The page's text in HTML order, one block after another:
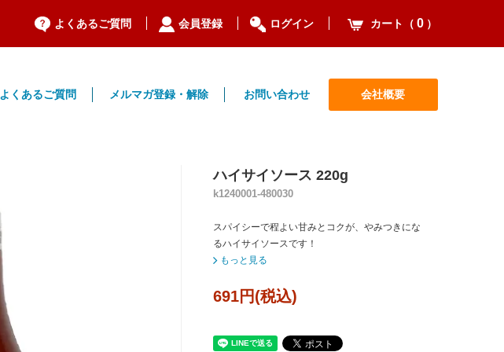
よくあるご質問 会員登録 ログイン カート（ 0 ）
よくあるご質問 メルマガ登録・解除 お問い合わせ 会社概要
ハイサイソース 220g
k1240001-480030
スパイシーで程よい甘みとコクが、やみつきにな
るハイサイソースです！
もっと見る
691円(税込)